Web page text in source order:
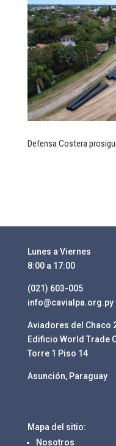
Defensa Costera
Lunes a Viernes
8:00 a 17:00
(021) 603-005
info@cavialpa.org.py
Aviadores del Chaco
Edificio World Trade
Torre 1 Piso 14
Asunción, Paraguay
Mapa del sitio:
Nosotros